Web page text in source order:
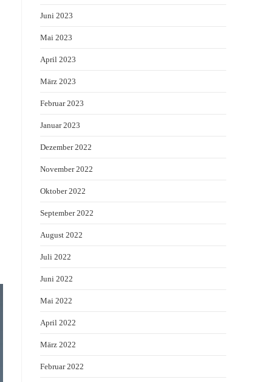
Juni 2023
Mai 2023
April 2023
März 2023
Februar 2023
Januar 2023
Dezember 2022
November 2022
Oktober 2022
September 2022
August 2022
Juli 2022
Juni 2022
Mai 2022
April 2022
März 2022
Februar 2022